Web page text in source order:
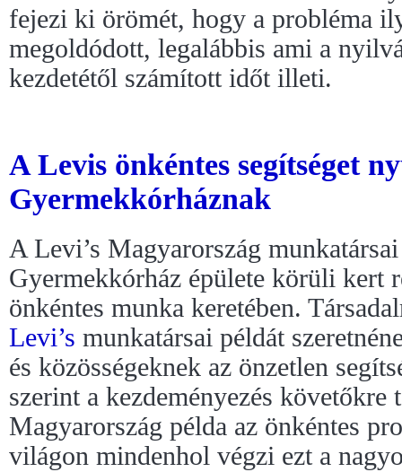
fejezi ki örömét, hogy a probléma
megoldódott, legalábbis ami a
kezdetétől számított időt illeti.
A Levis önkéntes segítséget
Gyermekkórháznak
A Levi’s Magyarország
Gyermekkórház épülete körüli kert
önkéntes munka keretében.
Levi’s munkatársai példát
és közösségeknek az önzetlen
szerint a kezdeményezés követőkre
Magyarország példa az önkéntes
világon mindenhol végzi ezt a